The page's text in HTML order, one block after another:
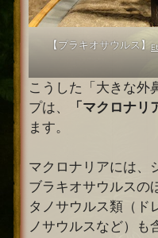
【ブラキオサウルス】
こうした「大きな外
プは、
「マクロナリ
ます。
マクロナリアには、
ブラキオサウルスの
タノサウルス類（ド
ノサウルスなど）も